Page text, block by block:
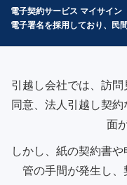
電子契約サービス マイサイ
電子署名を採用しており、民
引越し会社では、訪
同意、法人引越し契
面
しかし、紙の契約書
管の手間が発生し、